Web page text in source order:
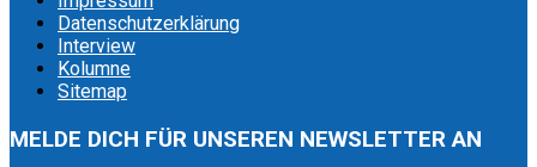
Datenschutzerklärung
Interview
Kolumne
Sitemap
MELDE DICH FÜR UNSEREN NEWSLETTER AN